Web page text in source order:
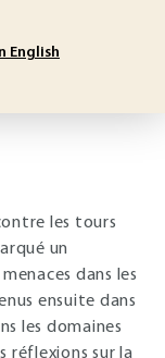
English
les tours
un
dans les
ensuite dans
les domaines
réflexions sur la